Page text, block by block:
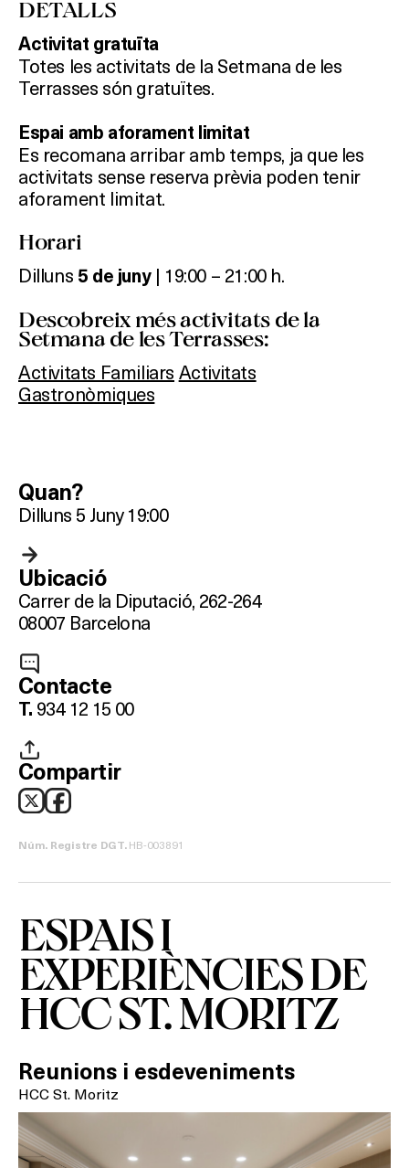
Què vols fer?
DETALLS
Activitat gratuïta
Totes les activitats de la Setmana de les
Terrasses són gratuïtes.
Espai amb aforament limitat
Es recomana arribar amb temps, ja que les
activitats sense reserva prèvia poden tenir
aforament limitat.
Horari
Dilluns 5 de juny| 19:00 – 21:00 h.
Descobreix més activitats de la
Setmana de les Terrasses:
Activitats Familiars Activitats
Gastronòmiques
Quan?
Dilluns 5 Juny 19:00
Ubicació
Carrer de la Diputació, 262-264
08007 Barcelona
Contacte
T. 934 12 15 00
Compartir
Núm. Registre DGT. HB-003891
ESPAIS I
EXPERIÈNCIES DE
HCC ST. MORITZ
Reunions i esdeveniments
HCC St. Moritz